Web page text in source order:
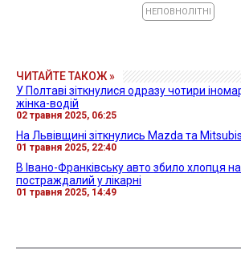
НЕПОВНОЛІТНІ
ЧИТАЙТЕ ТАКОЖ »
У Полтаві зіткнулися одразу чотири
жінка-водій
02 травня 2025, 06:25
На Львівщині зіткнулись Mazda та
01 травня 2025, 22:40
В Івано-Франківську авто збило хлопця
постраждалий у лікарні
01 травня 2025, 14:49